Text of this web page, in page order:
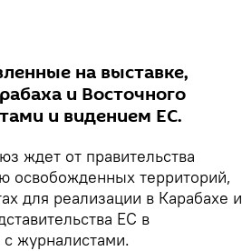
на выставке,
и Восточного
и видением ЕС.
ждет от правительства
освобожденных территорий,
для реализации в Карабахе и
ЕС в
журналистами.